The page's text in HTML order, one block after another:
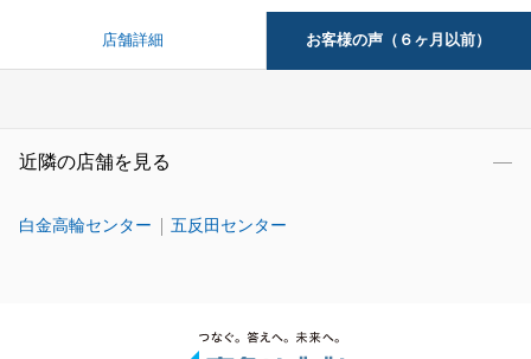
店舗詳細 お客様の声（６ヶ月以前）
近隣の店舗を見る
白金高輪センター 五反田センター